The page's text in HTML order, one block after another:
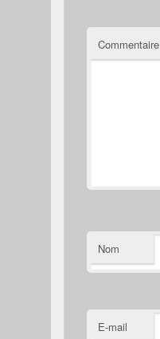
Commentaire
Nom
E-mail